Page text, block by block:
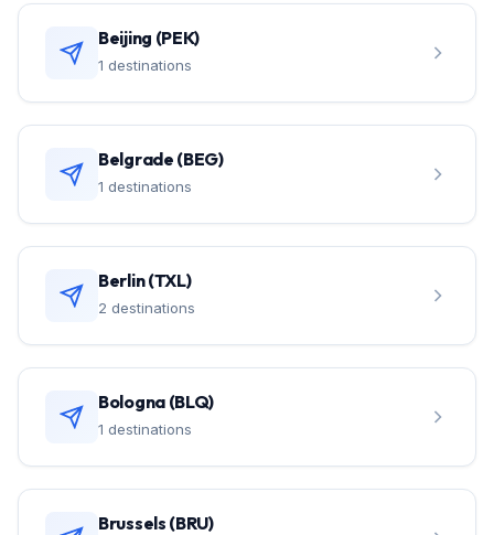
Beijing (PEK)
1 destinations
Belgrade (BEG)
1 destinations
Berlin (TXL)
2 destinations
Bologna (BLQ)
1 destinations
Brussels (BRU)